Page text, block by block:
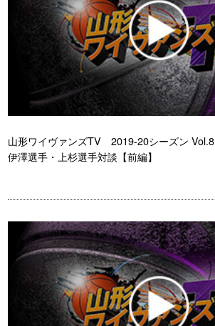
山形ワイヴァンズTV 2019-20シーズン Vol.8
伊澤選手・上杉選手対談【前編】